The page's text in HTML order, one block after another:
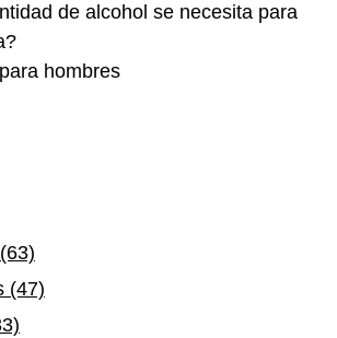
de alcohol se necesita para
hombres
(63)
(47)